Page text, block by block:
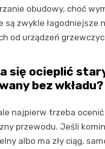
obudowy, choć
są zwykle łagodniejsze
od urządzeń
się ocieplić
bez wkładu?
najpierw trzeba
przewodu. Jeśli
albo ma zły ciąg,